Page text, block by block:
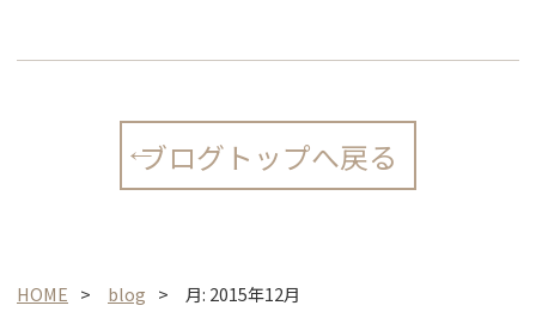
ブログトップへ戻る
HOME blog 月: 2015年12月